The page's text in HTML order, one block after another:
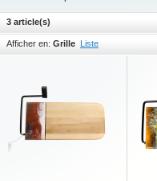
3 article(s)
Afficher en: Grille Liste